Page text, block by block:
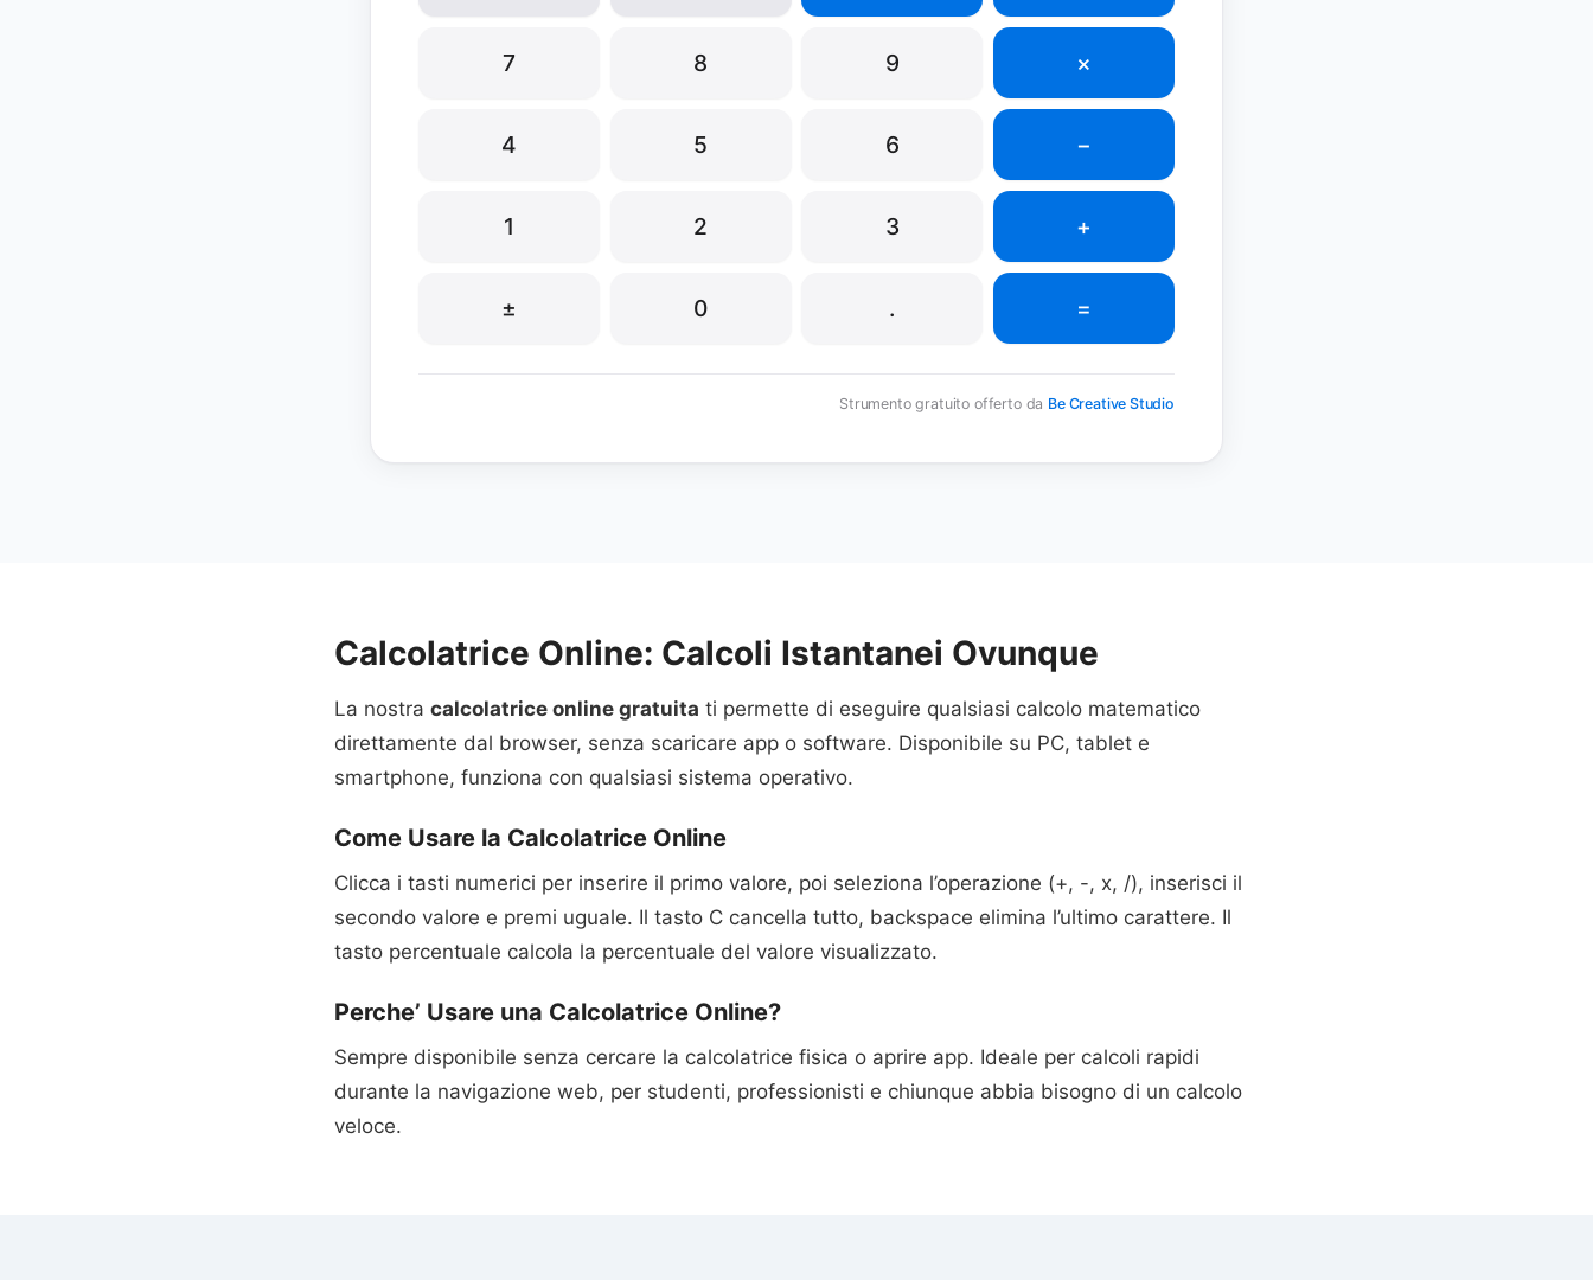
7 8 9 ×
4 5 6 −
1 2 3 +
± 0 . =
Strumento gratuito offerto da Be Creative Studio
Calcolatrice Online: Calcoli Istantanei Ovunque
La nostra calcolatrice online gratuita ti permette di eseguire qualsiasi calcolo matematico
direttamente dal browser, senza scaricare app o software. Disponibile su PC, tablet e
smartphone, funziona con qualsiasi sistema operativo.
Come Usare la Calcolatrice Online
Clicca i tasti numerici per inserire il primo valore, poi seleziona l’operazione (+, -, x, /), inserisci il
secondo valore e premi uguale. Il tasto C cancella tutto, backspace elimina l’ultimo carattere. Il
tasto percentuale calcola la percentuale del valore visualizzato.
Perche’ Usare una Calcolatrice Online?
Sempre disponibile senza cercare la calcolatrice fisica o aprire app. Ideale per calcoli rapidi
durante la navigazione web, per studenti, professionisti e chiunque abbia bisogno di un calcolo
veloce.